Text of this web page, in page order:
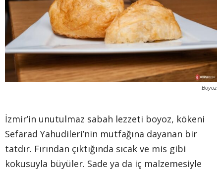
Boyoz
İzmir’in unutulmaz sabah lezzeti boyoz, kökeni
Sefarad Yahudileri’nin mutfağına dayanan bir
tatdır. Fırından çıktığında sıcak ve mis gibi
kokusuyla büyüler. Sade ya da iç malzemesiyle